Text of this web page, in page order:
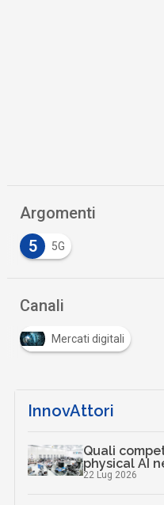
Argomenti
5
5G
Canali
Mercati digitali
InnovAttori
Quali
physical AI
22 Lug 2026